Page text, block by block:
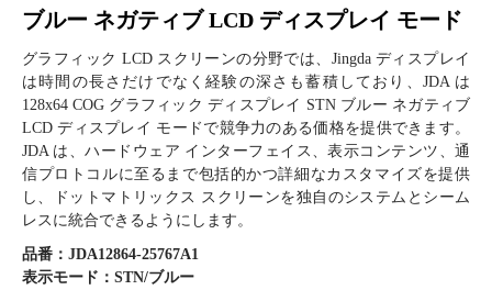
ブルー ネガティブ LCD ディスプレイ モード
グラフィック LCD スクリーンの分野では、Jingda ディスプレイ
は時間の長さだけでなく経験の深さも蓄積しており、JDA は
128x64 COG グラフィック ディスプレイ STN ブルー ネガティブ
LCD ディスプレイ モードで競争力のある価格を提供できます。
JDA は、ハードウェア インターフェイス、表示コンテンツ、通
信プロトコルに至るまで包括的かつ詳細なカスタマイズを提供
し、ドットマトリックス スクリーンを独自のシステムとシーム
レスに統合できるようにします。
品番：JDA12864-25767A1
表示モード：STN/ブルー